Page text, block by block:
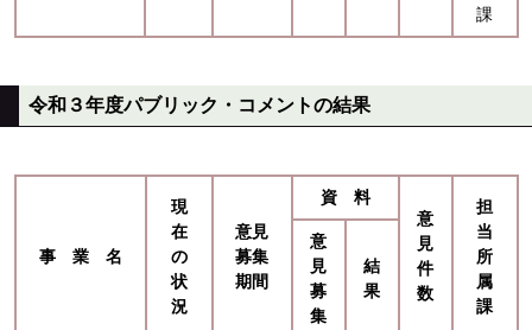
課
令和３年度パブリック・コメントの結果
事 業 名
現
在
の
状
況
意見
募集
期間
資 料
意
見
件
数
担
当
所
属
課
意
見
募
集
結
果